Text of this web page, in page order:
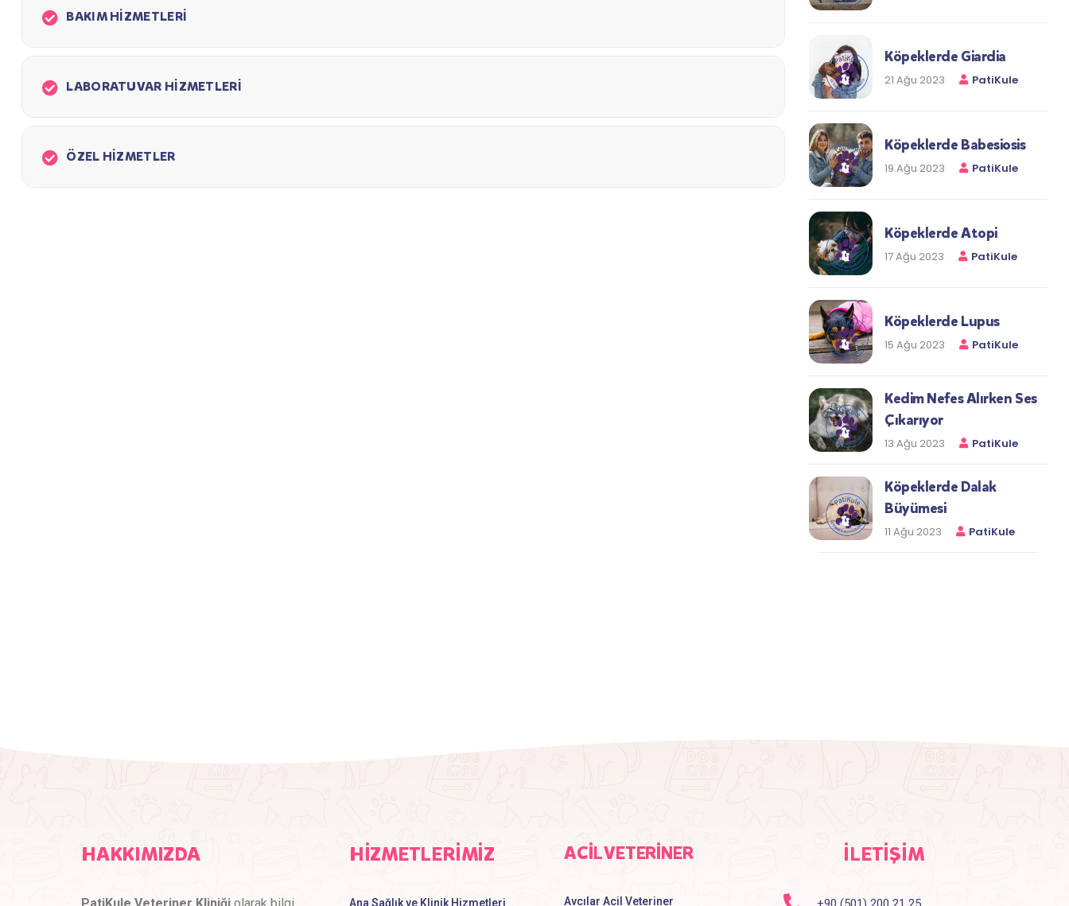
BAKIM HİZMETLERİ
LABORATUVAR HİZMETLERİ
ÖZEL HİZMETLER
Köpeklerde Giardia
21 Ağu 2023 PatiKule
Köpeklerde Babesiosis
19 Ağu 2023 PatiKule
Köpeklerde Atopi
17 Ağu 2023 PatiKule
Köpeklerde Lupus
15 Ağu 2023 PatiKule
Kedim Nefes Alırken Ses
Çıkarıyor
13 Ağu 2023 PatiKule
Köpeklerde Dalak
Büyümesi
11 Ağu 2023 PatiKule
HAKKIMIZDA HİZMETLERİMİZ
Ana Sağlık ve Klinik Hizmetleri
ACİL VETERİNER
Avcılar Acil Veteriner
İLETİŞİM